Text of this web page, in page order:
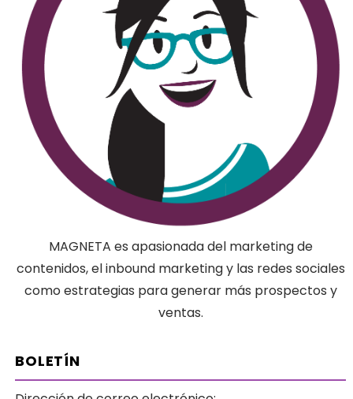
MAGNETA es apasionada del marketing de
contenidos, el inbound marketing y las redes sociales
como estrategias para generar más prospectos y
ventas.
BOLETÍN